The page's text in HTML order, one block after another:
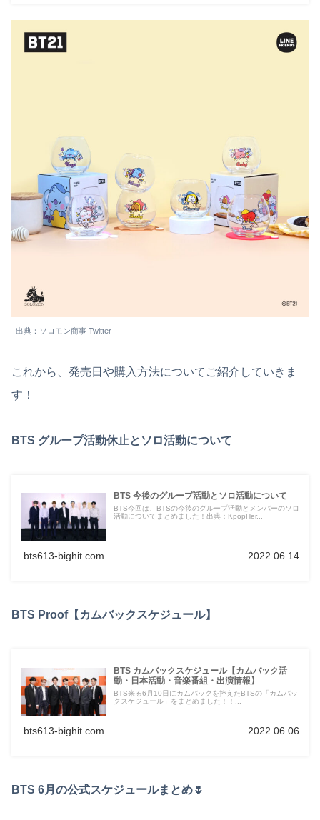
出典：ソロモン商事 Twitter
これから、発売日や購入方法についてご紹介していきま
す！
BTS グループ活動休止とソロ活動について
BTS 今後のグループ活動とソロ活動について
BTS今回は、BTSの今後のグループ活動とメンバーのソロ
活動についてまとめました！出典：KpopHer...
bts613-bighit.com 2022.06.14
BTS Proof【カムバックスケジュール】
BTS カムバックスケジュール【カムバック活
動・日本活動・音楽番組・出演情報】
BTS来る6月10日にカムバックを控えたBTSの「カムバッ
クスケジュール」をまとめました！！...
bts613-bighit.com 2022.06.06
BTS 6月の公式スケジュールまとめ🌷